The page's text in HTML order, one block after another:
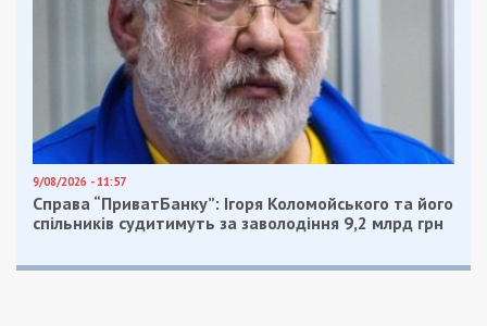
9/08/2026 - 11:57
Справа “ПриватБанку”: Ігоря Коломойського та його
спільників судитимуть за заволодіння 9,2 млрд грн